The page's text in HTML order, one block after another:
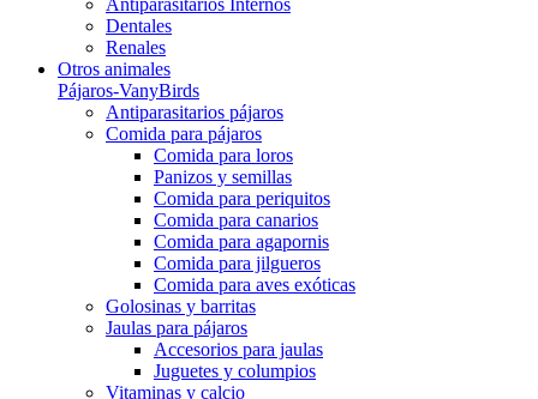
Antiparasitarios Internos
Dentales
Renales
Otros animales
Pájaros-VanyBirds
Antiparasitarios pájaros
Comida para pájaros
Comida para loros
Panizos y semillas
Comida para periquitos
Comida para canarios
Comida para agapornis
Comida para jilgueros
Comida para aves exóticas
Golosinas y barritas
Jaulas para pájaros
Accesorios para jaulas
Juguetes y columpios
Vitaminas y calcio